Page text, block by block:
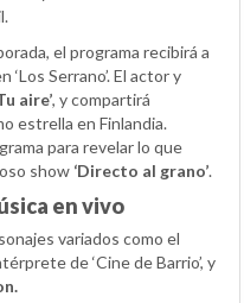
el programa recibirá a
Serrano’. El actor y
aire’, y compartirá
estrella en Finlandia.
para revelar lo que
show ‘Directo al grano’.
en vivo
variados como el
de ‘Cine de Barrio’, y